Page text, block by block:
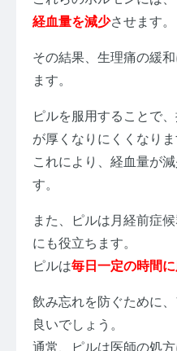
経血量を減少させます。
その結果、生理痛の緩
ます。
ピルを服用することで
が厚くなりにくくなりま
これにより、経血量が減
す。
また、ピルは月経前症
にも役立ちます。
ピルは毎日一定の時間
飲み忘れを防ぐために
良いでしょう。
通常、ピルは医師の処